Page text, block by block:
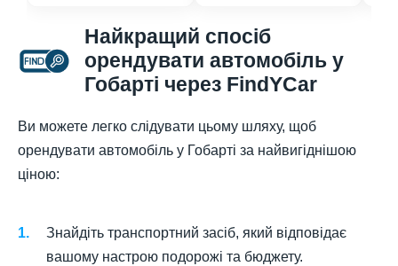
Найкращий спосіб
орендувати автомобіль у
Гобарті через FindYCar
Ви можете легко слідувати цьому шляху, щоб
орендувати автомобіль у Гобарті за найвигіднішою
ціною:
Знайдіть транспортний засіб, який відповідає
вашому настрою подорожі та бюджету.